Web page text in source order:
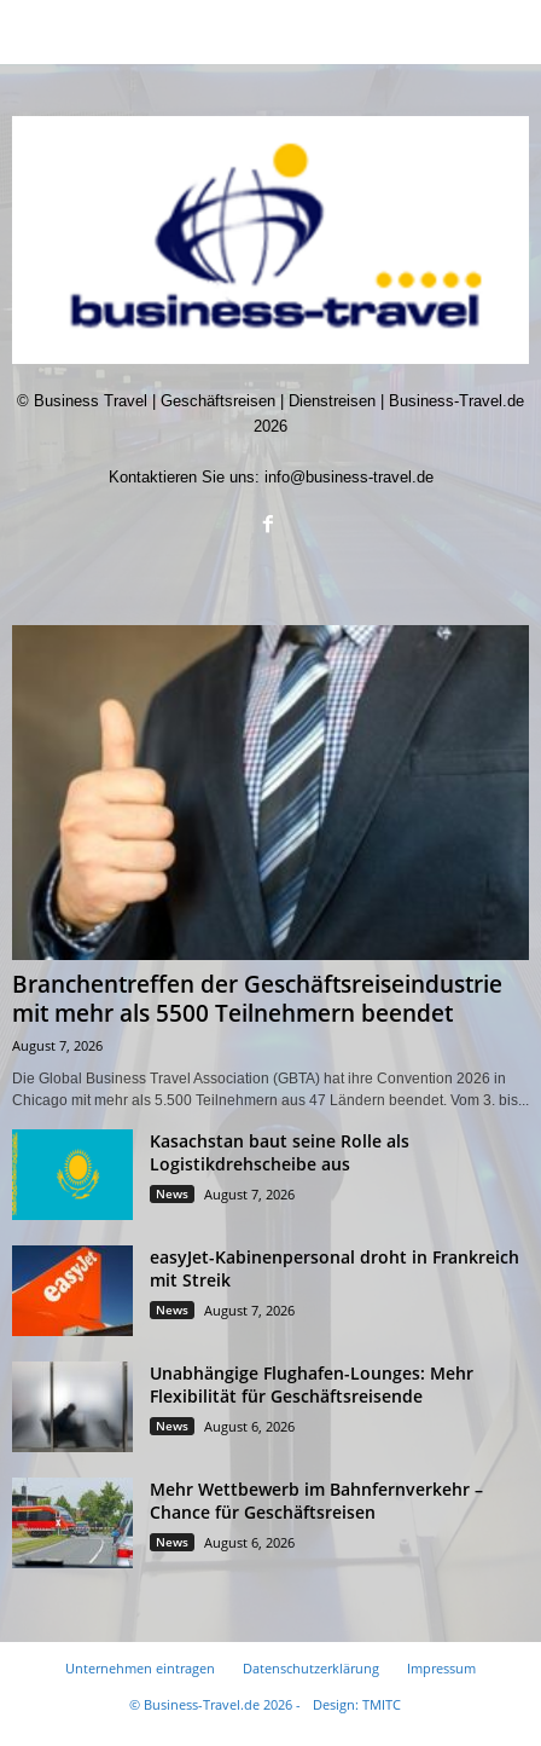
© Business Travel | Geschäftsreisen | Dienstreisen | Business-Travel.de
2026
Kontaktieren Sie uns: info@business-travel.de
Branchentreffen der Geschäftsreiseindustrie
mit mehr als 5500 Teilnehmern beendet
August 7, 2026
Die Global Business Travel Association (GBTA) hat ihre Convention 2026 in
Chicago mit mehr als 5.500 Teilnehmern aus 47 Ländern beendet. Vom 3. bis...
Kasachstan baut seine Rolle als
Logistikdrehscheibe aus
News August 7, 2026
easyJet-Kabinenpersonal droht in Frankreich
mit Streik
News August 7, 2026
Unabhängige Flughafen-Lounges: Mehr
Flexibilität für Geschäftsreisende
News August 6, 2026
Mehr Wettbewerb im Bahnfernverkehr –
Chance für Geschäftsreisen
News August 6, 2026
Unternehmen eintragen Datenschutzerklärung
Impressum
© Business-Travel.de 2026 -
Design: TMITC